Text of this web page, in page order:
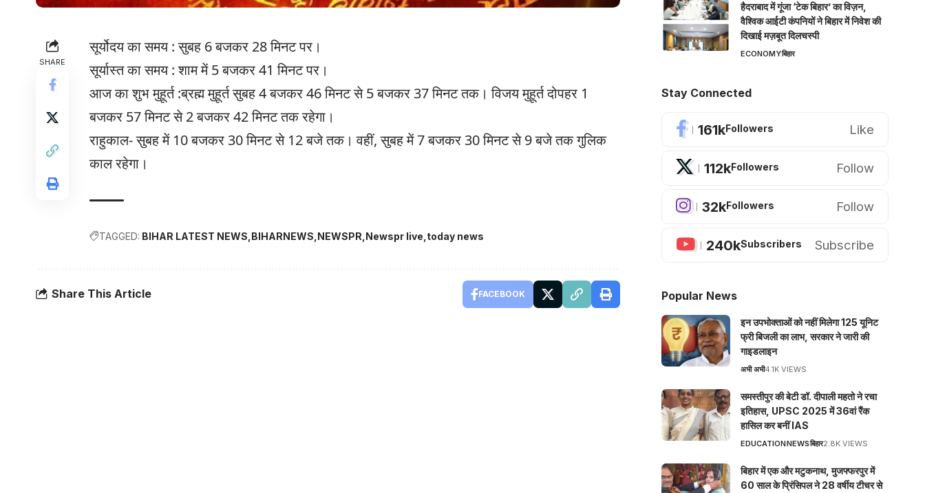
SHARE
सूर्योदय का समय : सुबह 6 बजकर 28 मिनट पर।
सूर्यास्त का समय : शाम में 5 बजकर 41 मिनट पर।
आज का शुभ मुहूर्त :ब्रह्म मुहूर्त सुबह 4 बजकर 46 मिनट से 5 बजकर 37 मिनट तक। विजय मुहूर्त दोपहर 1
बजकर 57 मिनट से 2 बजकर 42 मिनट तक रहेगा।
राहुकाल- सुबह में 10 बजकर 30 मिनट से 12 बजे तक। वहीं, सुबह में 7 बजकर 30 मिनट से 9 बजे तक गुलिक
काल रहेगा।
TAGGED: BIHAR LATEST NEWS BIHARNEWS NEWSPR Newspr live today news
Share This Article FACEBOOK
हैदराबाद में गूंजा ‘टेक बिहार’ का विज़न,
वैश्विक आईटी कंपनियों ने बिहार में निवेश की
दिखाई मज़बूत दिलचस्पी
ECONOMYबिहार
Stay Connected
161kFollowers Like
112kFollowers Follow
32kFollowers Follow
240kSubscribers Subscribe
Popular News
इन उपभोक्ताओं को नहीं मिलेगा 125 यूनिट
फ्री बिजली का लाभ, सरकार ने जारी की
गाइडलाइन
अभी अभी4.1K VIEWS
समस्तीपुर की बेटी डॉ. दीपाली महतो ने रचा
इतिहास, UPSC 2025 में 36वां रैंक
हासिल कर बनीं IAS
EDUCATIONNEWSबिहार2.8K VIEWS
बिहार में एक और मटुकनाथ, मुजफ्फरपुर में
60 साल के प्रिंसिपल ने 28 वर्षीय टीचर से